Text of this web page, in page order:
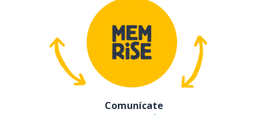
Comunícate